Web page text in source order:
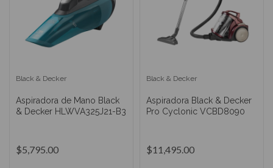
Black & Decker
Aspiradora de Mano Black
& Decker HLWVA325J21-B3
$5,795.00
Black & Decker
Aspiradora Black & Decker
Pro Cyclonic VCBD8090
$11,495.00